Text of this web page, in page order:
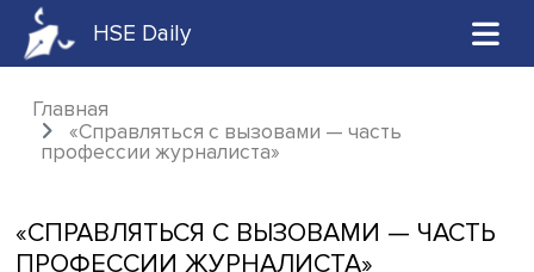
HSE Daily
Главная
«Справляться с вызовами — часть